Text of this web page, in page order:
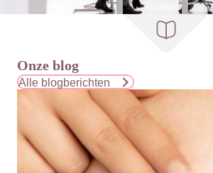
Onze blog
Alle blogberichten